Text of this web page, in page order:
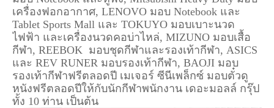
เครื่องฟอกอากาศ, LENOVO มอบ Notebook และ
Tablet Sports Mall และ TOKUYO มอบเบาะนวด
ไฟฟ้า และเครื่องนวดคอบ่าไหล่, MIZUNO มอบเสื้อ
กีฬา, REEBOK มอบชุดกีฬาและรองเท้ากีฬา, ASICS
และ REV RUNER มอบรองเท้ากีฬา, BAOJI มอบ
รองเท้ากีฬาฟรีตลอดปี เมเจอร์ ซีนีเพล็กซ์ มอบตั๋วดู
หนังฟรีตลอดปีให้กับนักกีฬาพนักงาน เดอะมอลล์ กรุ๊ป
ทั้ง 10 ท่าน เป็นต้น